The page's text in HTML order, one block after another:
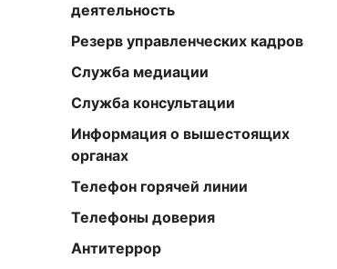
деятельность
Резерв управленческих кадров
Служба медиации
Служба консультации
Информация о вышестоящих
органах
Телефон горячей линии
Телефоны доверия
Антитеррор